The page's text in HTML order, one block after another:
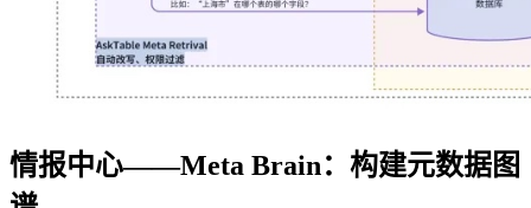
情报中心——Meta Brain：构建元数据图